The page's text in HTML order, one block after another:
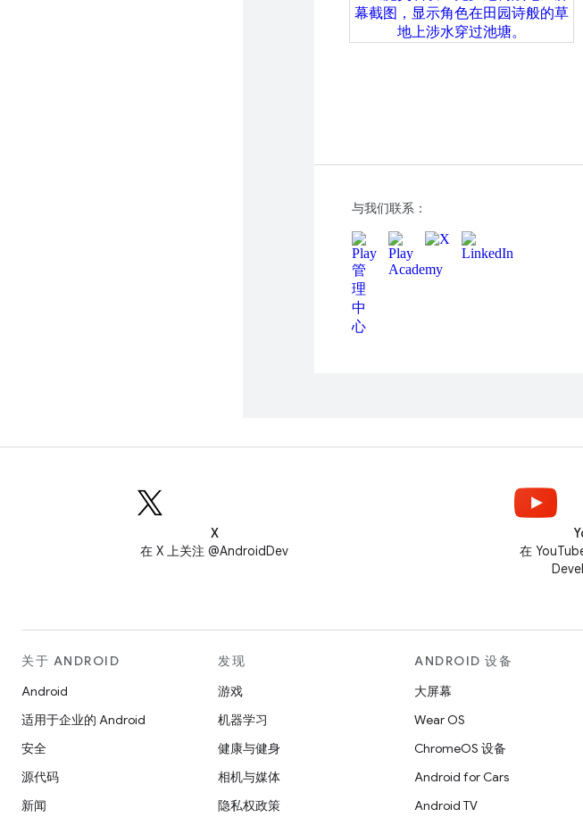
X
在 X 上关注 @AndroidDev
在
关于 ANDROID
Android
适用于企业的 Android
安全
源代码
新闻
发现
游戏
机器学习
健康与健身
相机与媒体
隐私权政策
ANDROID 设备
大屏幕
Wear OS
ChromeOS 设备
Android for Cars
Android TV